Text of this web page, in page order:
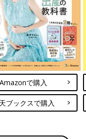
Amazonで購入
ブックスで購入